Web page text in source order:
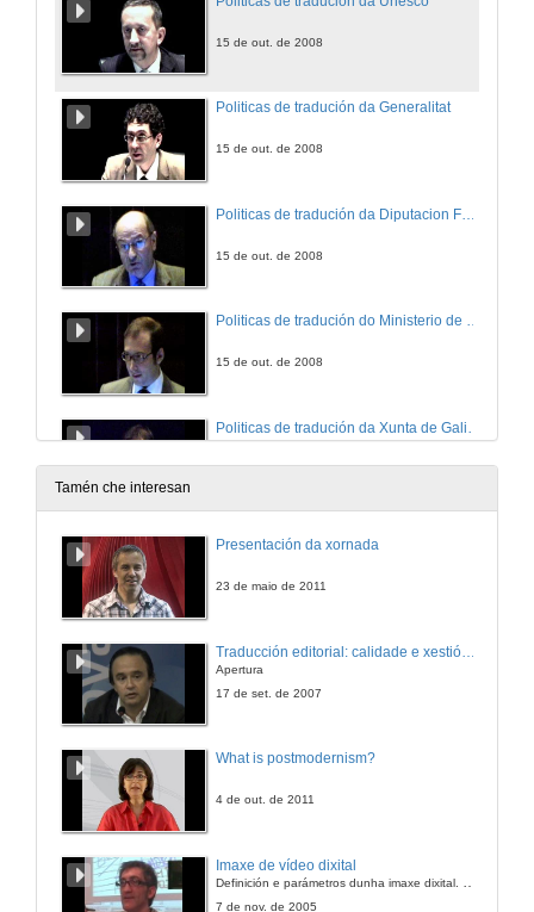
15 de out. de 2008
Politicas de tradución da Generalitat
15 de out. de 2008
15 de out. de 2008
Politicas de tradución do Ministerio de Cultura
15 de out. de 2008
15 de out. de 2008
Tamén che interesan
Presentación da xornada
23 de maio de 2011
Apertura
17 de set. de 2007
What is postmodernism?
4 de out. de 2011
Imaxe de vídeo dixital
Definición e parámetros dunha imaxe dixital. Resolución e Aspecto. Profundidade da cor. Compresión. Frame por segundo. Entrelazado. Campos, cadros
7 de nov. de 2005